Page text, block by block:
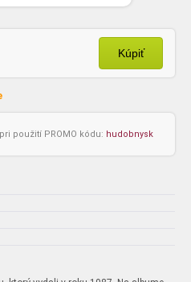
Kúpiť
použití PROMO kódu: hudobnysk